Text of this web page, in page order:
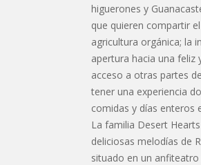
higuerones y
que quieren compartir
agricultura orgánica; la
apertura hacia una feliz
acceso a otras partes
tener una experiencia
comidas y días enteros
La familia Desert
deliciosas melodías de
situado en un